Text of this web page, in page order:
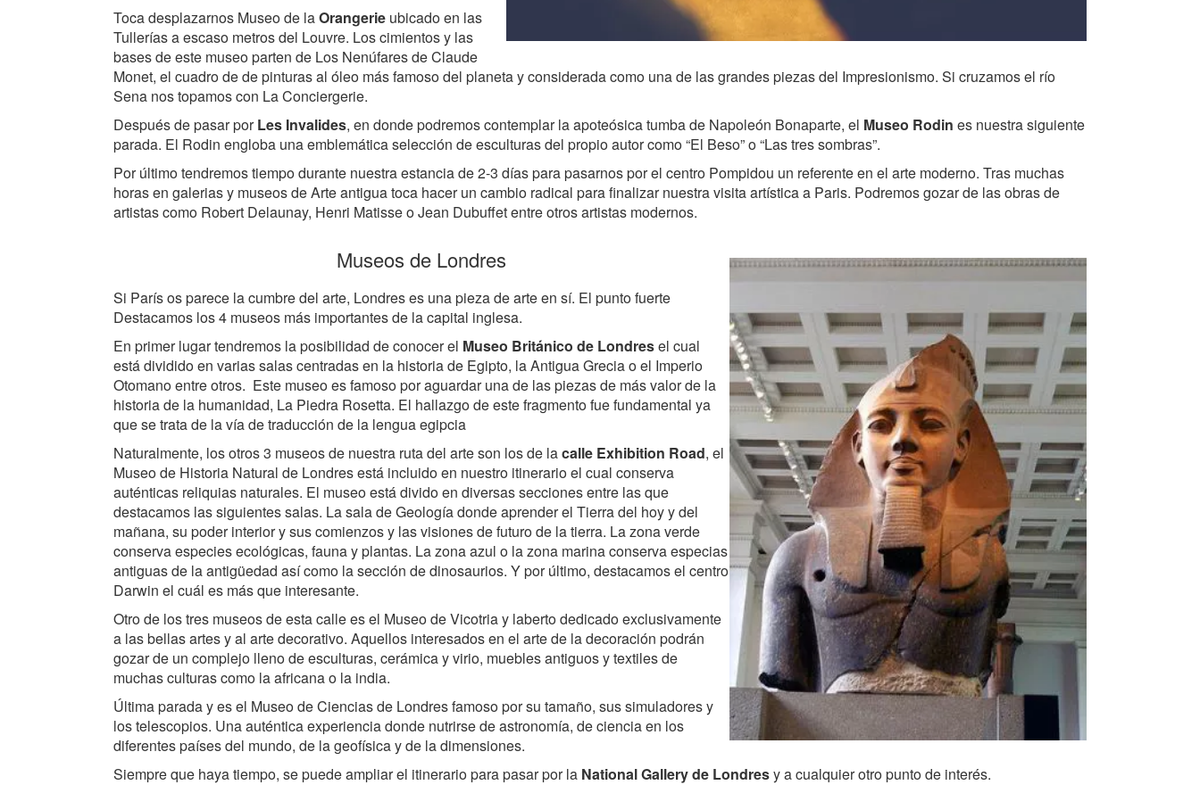
Toca desplazarnos Museo de laOrangerie ubicado en las
Tullerías a escaso metros del Louvre. Los cimientos y las
bases de este museo parten de Los Nenúfares de Claude
Monet, el cuadro de de pinturas al óleo más famoso del planeta y considerada como una de las grandes piezas del Impresionismo. Si cruzamos el río
Sena nos topamos con La Conciergerie.
Después de pasar porLes Invalides, en donde podremos contemplar la apoteósica tumba de Napoleón Bonaparte, el Museo Rodin es nuestra siguiente
parada. El Rodin engloba una emblemática selección de esculturas del propio autor como “El Beso” o “Las tres sombras”.
Por último tendremos tiempo durante nuestra estancia de 2-3 días para pasarnos por el centro Pompidou un referente en el arte moderno. Tras muchas
horas en galerias y museos de Arte antigua toca hacer un cambio radical para finalizar nuestra visita artística a Paris. Podremos gozar de las obras de
artistas como Robert Delaunay, Henri Matisse o Jean Dubuffet entre otros artistas modernos.
Museos de Londres
Si París os parece la cumbre del arte, Londres es una pieza de arte en sí. El punto fuerte
Destacamos los 4 museos más importantes de la capital inglesa.
En primer lugar tendremos la posibilidad de conocer el Museo Británico de Londresel cual
está dividido en varias salas centradas en la historia de Egipto, la Antigua Grecia o el Imperio
Otomano entre otros. Este museo es famoso por aguardar una de las piezas de más valor de la
historia de la humanidad, La Piedra Rosetta. El hallazgo de este fragmento fue fundamental ya
que se trata de la vía de traducción de la lengua egipcia
Naturalmente, los otros 3 museos de nuestra ruta del arte son los de lacalle Exhibition Road, el
Museo de Historia Natural de Londres está incluido en nuestro itinerario el cual conserva
auténticas reliquias naturales. El museo está divido en diversas secciones entre las que
destacamos las siguientes salas. La sala de Geología donde aprender el Tierra del hoy y del
mañana, su poder interior y sus comienzos y las visiones de futuro de la tierra. La zona verde
conserva especies ecológicas, fauna y plantas. La zona azul o la zona marina conserva especias
antiguas de la antigüedad así como la sección de dinosaurios. Y por último, destacamos el centro
Darwin el cuál es más que interesante.
Otro de los tres museos de esta calle es el Museo de Vicotria y laberto dedicado exclusivamente
a las bellas artes y al arte decorativo. Aquellos interesados en el arte de la decoración podrán
gozar de un complejo lleno de esculturas, cerámica y virio, muebles antiguos y textiles de
muchas culturas como la africana o la india.
Última parada y es el Museo de Ciencias de Londres famoso por su tamaño, sus simuladores y
los telescopios. Una auténtica experiencia donde nutrirse de astronomía, de ciencia en los
diferentes países del mundo, de la geofísica y de la dimensiones.
Siempre que haya tiempo, se puede ampliar el itinerario para pasar por la National Gallery de Londresy a cualquier otro punto de interés.